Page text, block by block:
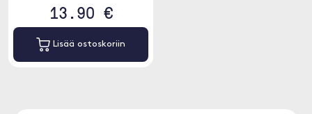
13.90 €
Lisää ostoskoriin